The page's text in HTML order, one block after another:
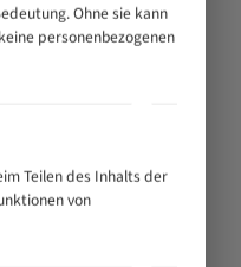
Ohne sie kann
personenbezogenen
Teilen des Inhalts der
von